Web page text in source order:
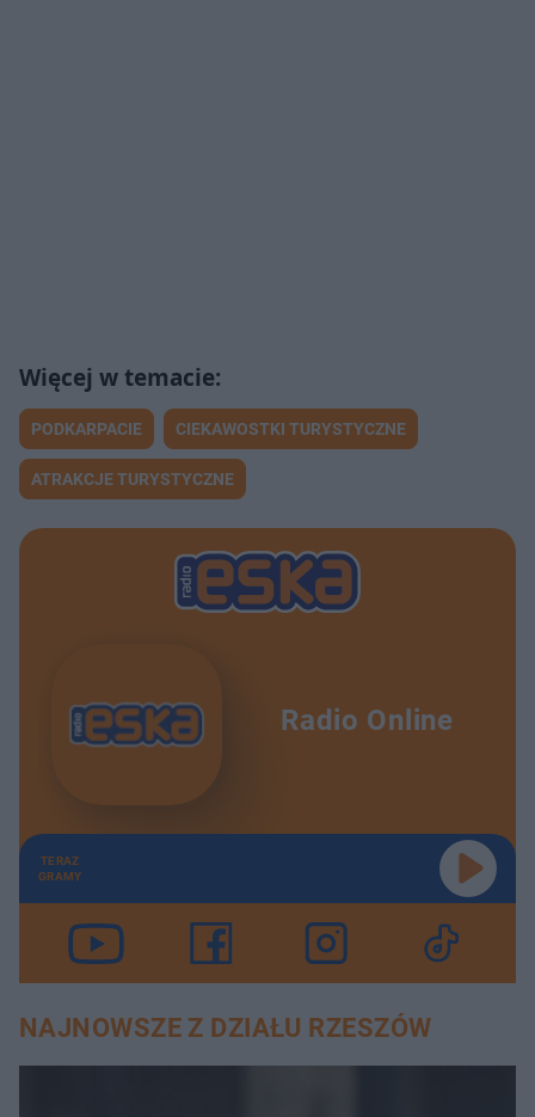
PODKARPACIE CIEKAWOSTKI TURYSTYCZNE
ATRAKCJE TURYSTYCZNE
Radio Online
TERAZ
GRAMY
NAJNOWSZE Z DZIAŁU RZESZÓW